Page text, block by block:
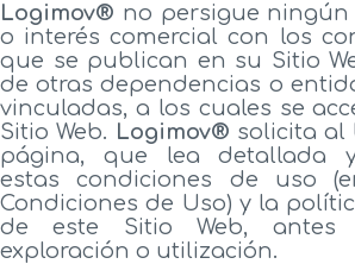
Logimov® no persigue
o interés comercial con los
que se publican en su Sitio
de otras dependencias o
vinculadas, a los cuales se
Sitio Web. Logimov® solicita al
página, que lea detallada
estas condiciones de uso
Condiciones de Uso) y la
de este Sitio Web,
exploración o utilización.